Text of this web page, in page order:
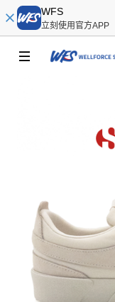
WFS
立刻使用官方APP